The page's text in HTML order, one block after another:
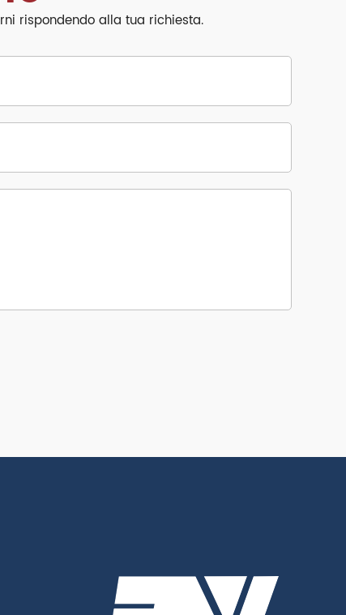
rispondendo alla tua richiesta.